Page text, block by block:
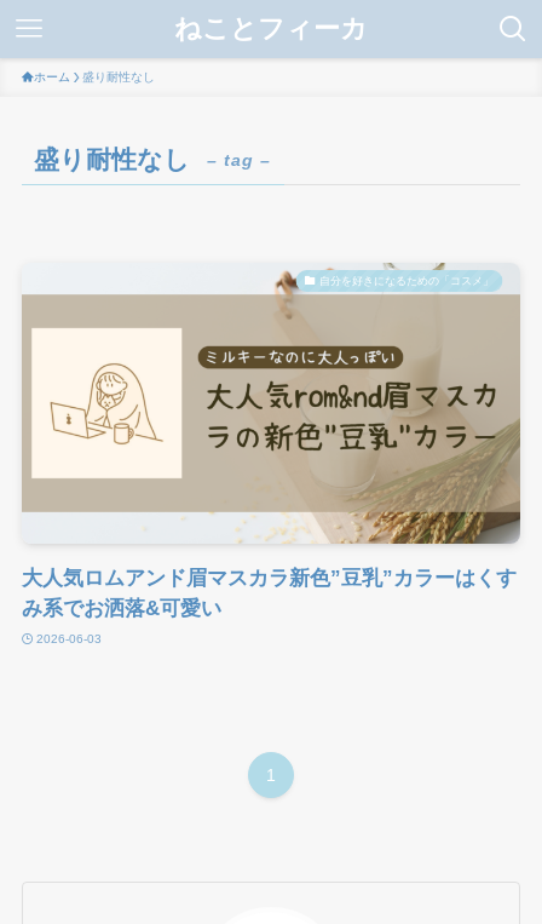
ねことフィーカ
ホーム 盛り耐性なし
盛り耐性なし – tag –
自分を好きになるための「コスメ」
大人気ロムアンド眉マスカラ新色”豆乳”カラーはくす
み系でお洒落&可愛い
2026-06-03
1